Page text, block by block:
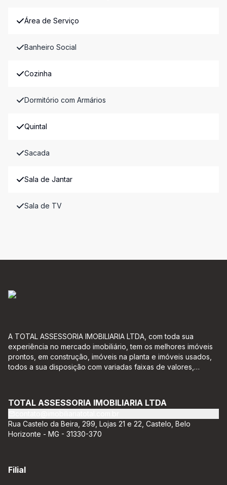
Área de Serviço
Banheiro Social
Cozinha
Dormitório com Armários
Quintal
Sacada
Sala de Jantar
Sala de TV
A TOTAL ASSESSORIA IMOBILIARIA LTDA, com toda sua
experiência no mercado imobiliário, tem os melhores imóveis
prontos, em construção, imóveis na planta e imóveis usados,
todos a sua disposição com variadas faixas de valores,
responder-lhe todas as suas dúvidas sobre casas,
apartamentos, terrenos, salas comerciais e outros produtos
imobiliários.
TOTAL ASSESSORIA IMOBILIARIA LTDA
Rua Castelo da Beira, 299, Lojas 21 e 22, Castelo, Belo
Horizonte - MG - 31330-370
Filial